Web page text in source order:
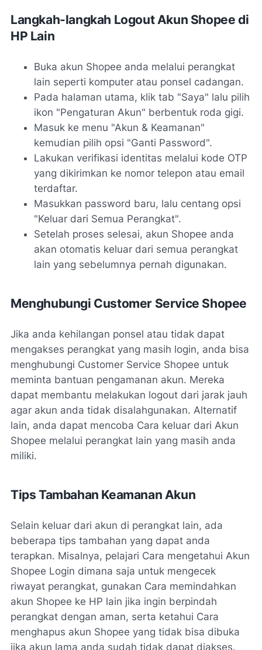
Langkah-langkah Logout Akun Shopee di
HP Lain
Buka akun Shopee anda melalui perangkat
lain seperti komputer atau ponsel cadangan.
Pada halaman utama, klik tab "Saya" lalu pilih
ikon "Pengaturan Akun" berbentuk roda gigi.
Masuk ke menu "Akun & Keamanan"
kemudian pilih opsi "Ganti Password".
Lakukan verifikasi identitas melalui kode OTP
yang dikirimkan ke nomor telepon atau email
terdaftar.
Masukkan password baru, lalu centang opsi
"Keluar dari Semua Perangkat".
Setelah proses selesai, akun Shopee anda
akan otomatis keluar dari semua perangkat
lain yang sebelumnya pernah digunakan.
Menghubungi Customer Service Shopee
Jika anda kehilangan ponsel atau tidak dapat
mengakses perangkat yang masih login, anda bisa
menghubungi Customer Service Shopee untuk
meminta bantuan pengamanan akun. Mereka
dapat membantu melakukan logout dari jarak jauh
agar akun anda tidak disalahgunakan. Alternatif
lain, anda dapat mencoba Cara keluar dari Akun
Shopee melalui perangkat lain yang masih anda
miliki.
Tips Tambahan Keamanan Akun
Selain keluar dari akun di perangkat lain, ada
beberapa tips tambahan yang dapat anda
terapkan. Misalnya, pelajari Cara mengetahui Akun
Shopee Login dimana saja untuk mengecek
riwayat perangkat, gunakan Cara memindahkan
akun Shopee ke HP lain jika ingin berpindah
perangkat dengan aman, serta ketahui Cara
menghapus akun Shopee yang tidak bisa dibuka
jika akun lama anda sudah tidak dapat diakses.